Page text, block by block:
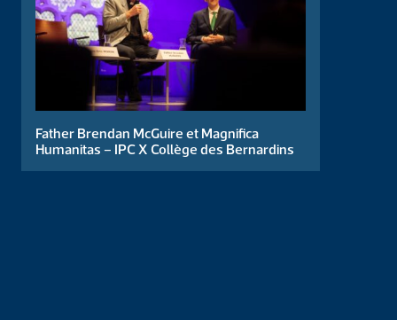
Father Brendan McGuire et Magnifica
Humanitas – IPC X Collège des Bernardins
Entreprises
Proposer un stage
Taxe d’apprentissage
Alumni